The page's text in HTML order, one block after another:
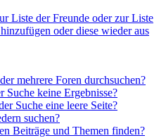
Liste der Freunde oder zur Liste
oder diese wieder aus
mehrere Foren durchsuchen?
Suche keine Ergebnisse?
Suche eine leere Seite?
suchen?
Beiträge und Themen finden?